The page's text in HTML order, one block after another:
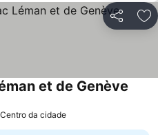
Partilhar
et de Genève
da cidade